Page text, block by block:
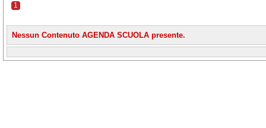
1
Nessun Contenuto AGENDA SCUOLA presente.